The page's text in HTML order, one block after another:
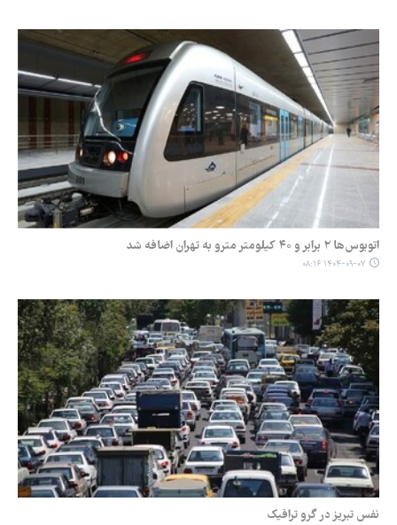
اتوبوس‌ها ۲ برابر و ۴۰ کیلومتر مترو به تهران اضافه شد
۱۴۰۴-۰۹-۰۷ ۰۸:۱۶
نفس تبریز در گرو ترافیک